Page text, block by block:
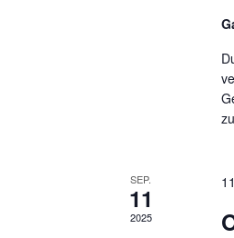
SEP.
11
2025